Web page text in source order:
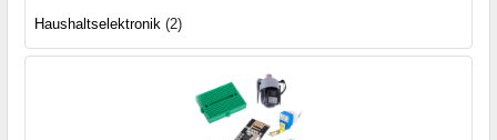
Haushaltselektronik (2)